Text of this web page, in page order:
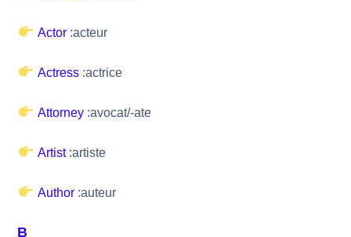
Actor :acteur
Actress :actrice
Attorney :avocat/-ate
Artist :artiste
Author :auteur
B